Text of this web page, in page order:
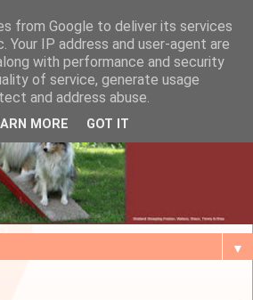
▼
from Google to deliver its services
Your IP address and user-agent are
with performance and security
of service, generate usage
and address abuse.
MORE GOT IT